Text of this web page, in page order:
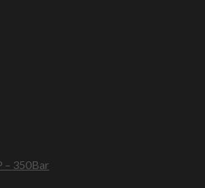
– 350Bar